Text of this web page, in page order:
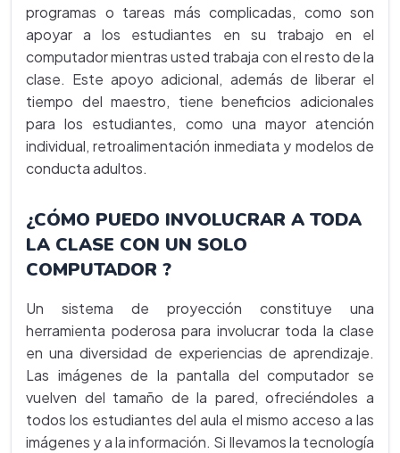
programas o tareas más complicadas, como son
apoyar a los estudiantes en su trabajo en el
computador mientras usted trabaja con el resto de la
clase. Este apoyo adicional, además de liberar el
tiempo del maestro, tiene beneficios adicionales
para los estudiantes, como una mayor atención
individual, retroalimentación inmediata y modelos de
conducta adultos.
¿CÓMO PUEDO INVOLUCRAR A TODA
LA CLASE CON UN SOLO
COMPUTADOR ?
Un sistema de proyección constituye una
herramienta poderosa para involucrar toda la clase
en una diversidad de experiencias de aprendizaje.
Las imágenes de la pantalla del computador se
vuelven del tamaño de la pared, ofreciéndoles a
todos los estudiantes del aula el mismo acceso a las
imágenes y a la información. Si llevamos la tecnología